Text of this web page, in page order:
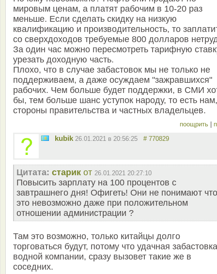
мировым ценам, а платят рабочим в 10-20 раз
меньше. Если сделать скидку на низкую
квалификацию и производительность, то
со сверхдоходов требуемые 800 долларов
За один час можно пересмотреть тарифную
урезать доходную часть.
Плохо, что в случае забастовок мы не только не
поддерживаем, а даже осуждаем "зажравшихся"
рабочих. Чем больше будет поддержки, в СМИ
бы, тем больше шанс уступок народу, то есть
стороны правительства и частных владельцев.
поощрить |
kubik 26.01.2021 в 20:56:25 # 770829
Цитата: старик от 26.01.2021 20:27:10
Повысить зарплату на 100 процентов с
завтрашнего дня! Офигеть! Они не понимают что
это невозможно даже при положительном
отношении администрации ?
Там это возможно, только китайцы долго
торговаться будут, потому что удачная забастовка
водной компании, сразу вызовет такие же в
соседних.